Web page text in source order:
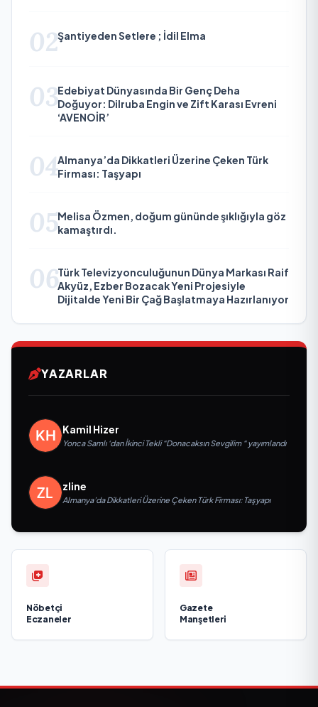
02Şantiyeden Setlere ; İdil Elma
03Edebiyat Dünyasında Bir Genç Deha
Doğuyor: Dilruba Engin ve Zift Karası Evreni
‘AVENOİR’
04Almanya’da Dikkatleri Üzerine Çeken Türk
Firması: Taşyapı
05Melisa Özmen, doğum gününde şıklığıyla göz
kamaştırdı.
06Türk Televizyonculuğunun Dünya Markası Raif
Akyüz, Ezber Bozacak Yeni Projesiyle
Dijitalde Yeni Bir Çağ Başlatmaya Hazırlanıyor
YAZARLAR
Kamil Hizer
Yonca Samlı ‘dan İkinci Tekli “Donacaksın Sevgilim “ yayımlandı
zline
Almanya’da Dikkatleri Üzerine Çeken Türk Firması: Taşyapı
Nöbetçi
Eczaneler
Gazete
Manşetleri